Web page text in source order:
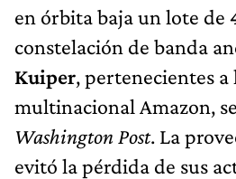
en órbita baja un lote de
constelación de banda
Kuiper, pertenecientes
multinacional Amazon,
Washington Post. La
evitó la pérdida de sus